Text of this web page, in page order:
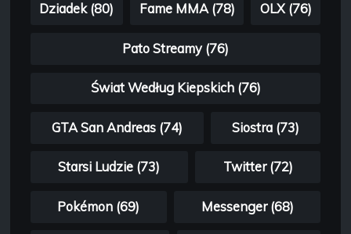
Dziadek (80) Fame MMA (78) OLX (76)
Pato Streamy (76)
Świat Według Kiepskich (76)
GTA San Andreas (74) Siostra (73)
Starsi Ludzie (73) Twitter (72)
Pokémon (69) Messenger (68)